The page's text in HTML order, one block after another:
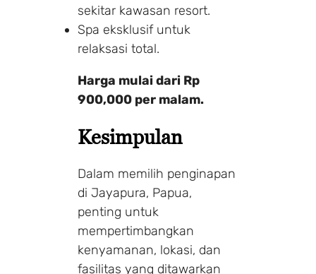
sekitar kawasan resort.
Spa eksklusif untuk
relaksasi total.
Harga mulai dari Rp
900,000 per malam.
Kesimpulan
Dalam memilih penginapan
di Jayapura, Papua,
penting untuk
mempertimbangkan
kenyamanan, lokasi, dan
fasilitas yang ditawarkan